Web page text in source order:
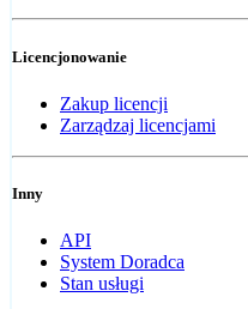
Licencjonowanie
Zakup licencji
Zarządzaj licencjami
Inny
API
System Doradca
Stan usługi